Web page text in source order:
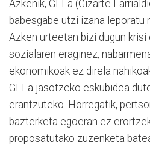
Azkenik, GLLa (Gizarte
babesgabe utzi izana leporatu
Azken urteetan bizi dugun
sozialaren eraginez,
ekonomikoak ez direla
GLLa jasotzeko eskubidea
erantzuteko. Horregatik,
bazterketa egoeran ez
proposatutako zuzenketa